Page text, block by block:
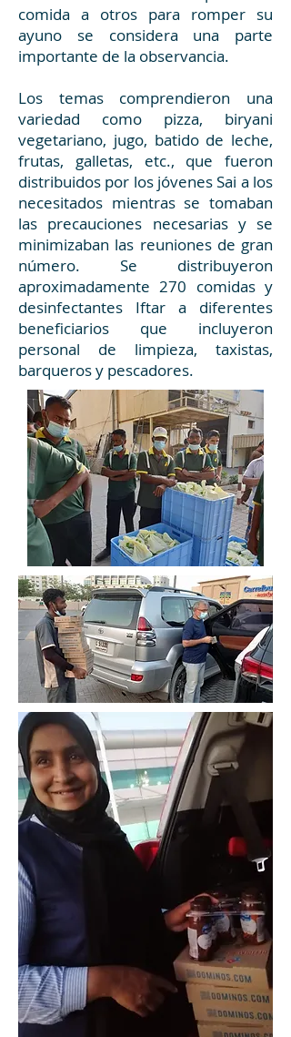
comida a otros para romper su
ayuno se considera una parte
importante de la observancia.
Los temas comprendieron una
variedad como pizza, biryani
vegetariano, jugo, batido de leche,
frutas, galletas, etc., que fueron
distribuidos por los jóvenes Sai a los
necesitados mientras se tomaban
las precauciones necesarias y se
minimizaban las reuniones de gran
número. Se distribuyeron
aproximadamente 270 comidas y
desinfectantes Iftar a diferentes
beneficiarios que incluyeron
personal de limpieza, taxistas,
barqueros y pescadores.